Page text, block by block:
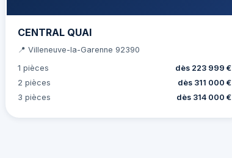
CENTRAL QUAI
📍 Villeneuve-la-Garenne 92390
1 pièces
dès 223 999 €
2 pièces
dès 311 000 €
3 pièces
dès 314 000 €